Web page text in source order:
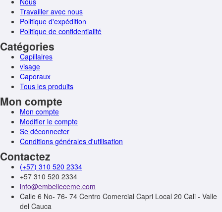
Travailler avec nous
Politique d'expédition
Politique de confidentialité
Catégories
Capillaires
visage
Caporaux
Tous les produits
Mon compte
Mon compte
Modifier le compte
Se déconnecter
Conditions générales d'utilisation
Contactez
(+57) 310 520 2334
+57 310 520 2334
info@embelleceme.com
Calle 6 No- 76- 74 Centro Comercial Capri Local 20 Cali - Valle
del Cauca